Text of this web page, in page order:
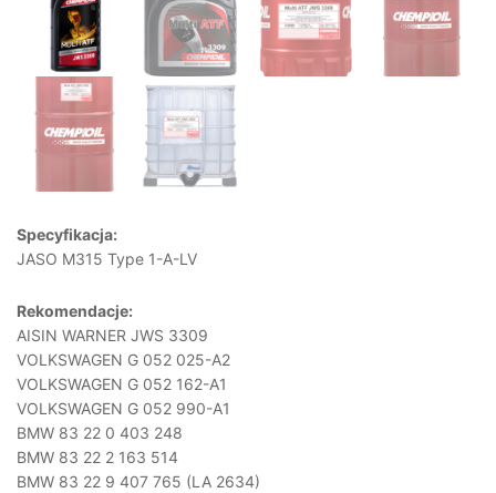
Specyfikacja:
JASO M315 Type 1-A-LV
Rekomendacje:
AISIN WARNER JWS 3309
VOLKSWAGEN G 052 025-A2
VOLKSWAGEN G 052 162-A1
VOLKSWAGEN G 052 990-A1
BMW 83 22 0 403 248
BMW 83 22 2 163 514
BMW 83 22 9 407 765 (LA 2634)